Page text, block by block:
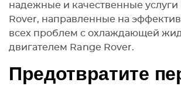
надежные и качественные услуги
Rover, направленные на
всех проблем с охлаждающей
двигателем Range Rover.
Предотвратите